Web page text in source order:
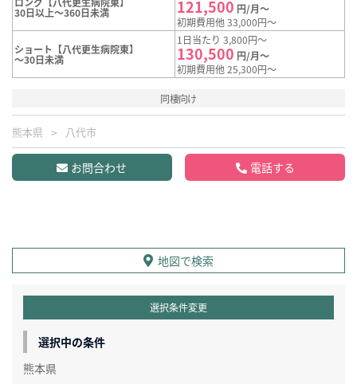
30日以上～360日未満 121,500 円/月～
初期費用他 33,000円～
ショート【八代更生病院東】
～30日未満
1日当たり 3,800円～
130,500 円/月～
初期費用他 25,300円～
同棲向け
熊本県 八代市
お問合わせ 電話する
地図で検索
選択条件変更
選択中の条件
熊本県